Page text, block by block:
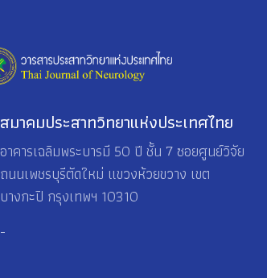
สมาคมประสาทวิทยาแห่งประเทศไทย
อาคารเฉลิมพระบารมี 50 ปี ชั้น 7 ซอยศูนย์วิจัย
ถนนเพชรบุรีตัดใหม่ แขวงห้วยขวาง เขต
บางกะปิ กรุงเทพฯ 10310
-